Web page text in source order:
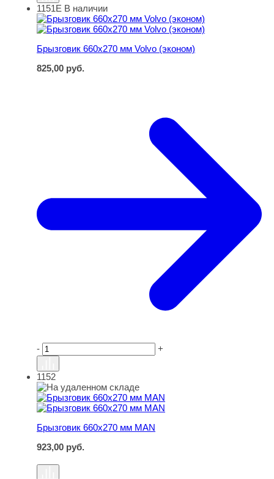
Брызговик 660х270 мм Volvo (эконом)
1151Е В наличии
Брызговик 660х270 мм Volvo (эконом)
825,00 руб.
- +
Брызговик 660х270 мм MAN
1152
Брызговик 660х270 мм MAN
923,00 руб.